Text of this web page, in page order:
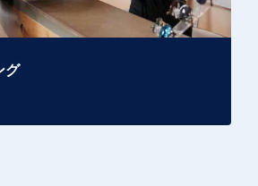
グ